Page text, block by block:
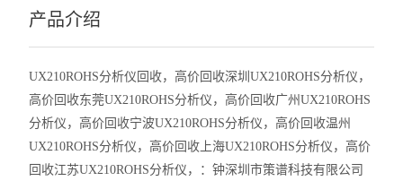
产品介绍
UX210ROHS分析仪回收，高价回收深圳UX210ROHS分析仪，
高价回收东莞UX210ROHS分析仪，高价回收广州UX210ROHS
分析仪，高价回收宁波UX210ROHS分析仪，高价回收温州
UX210ROHS分析仪，高价回收上海UX210ROHS分析仪，高价
回收江苏UX210ROHS分析仪，：钟深圳市策谱科技有限公司